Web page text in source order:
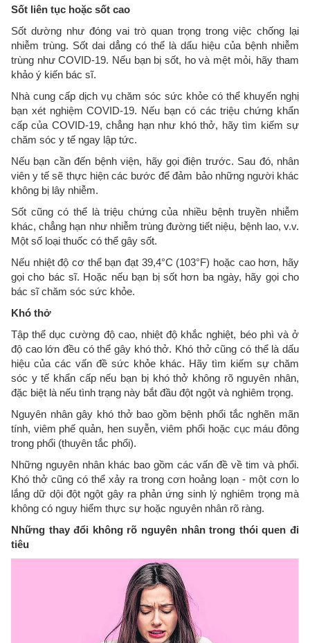
Sốt liên tục hoặc sốt cao
Sốt dường như đóng vai trò quan trọng trong việc chống lại
nhiễm trùng. Sốt dai dẳng có thể là dấu hiệu của bệnh nhiễm
trùng như COVID-19. Nếu bạn bị sốt, ho và mệt mỏi, hãy tham
khảo ý kiến bác sĩ.
Nhà cung cấp dịch vụ chăm sóc sức khỏe có thể khuyến nghị
bạn xét nghiệm COVID-19. Nếu bạn có các triệu chứng khẩn
cấp của COVID-19, chẳng hạn như khó thở, hãy tìm kiếm sự
chăm sóc y tế ngay lập tức.
Nếu bạn cần đến bệnh viện, hãy gọi điện trước. Sau đó, nhân
viên y tế sẽ thực hiện các bước để đảm bảo những người khác
không bị lây nhiễm.
Sốt cũng có thể là triệu chứng của nhiều bệnh truyền nhiễm
khác, chẳng hạn như nhiễm trùng đường tiết niệu, bệnh lao, v.v.
Một số loại thuốc có thể gây sốt.
Nếu nhiệt độ cơ thể bạn đạt 39,4°C (103°F) hoặc cao hơn, hãy
gọi cho bác sĩ. Hoặc nếu bạn bị sốt hơn ba ngày, hãy gọi cho
bác sĩ chăm sóc sức khỏe.
Khó thở
Tập thể dục cường độ cao, nhiệt độ khắc nghiệt, béo phì và ở
độ cao lớn đều có thể gây khó thở. Khó thở cũng có thể là dấu
hiệu của các vấn đề sức khỏe khác. Hãy tìm kiếm sự chăm
sóc y tế khẩn cấp nếu bạn bị khó thở không rõ nguyên nhân,
đặc biệt là nếu tình trạng này bắt đầu đột ngột và nghiêm trọng.
Nguyên nhân gây khó thở bao gồm bệnh phổi tắc nghẽn mãn
tính, viêm phế quản, hen suyễn, viêm phổi hoặc cục máu đông
trong phổi (thuyên tắc phổi).
Những nguyên nhân khác bao gồm các vấn đề về tim và phổi.
Khó thở cũng có thể xảy ra trong cơn hoảng loạn - một cơn lo
lắng dữ dội đột ngột gây ra phản ứng sinh lý nghiêm trọng mà
không có nguy hiểm thực sự hoặc nguyên nhân rõ ràng.
Những thay đổi không rõ nguyên nhân trong thói quen đi
tiêu